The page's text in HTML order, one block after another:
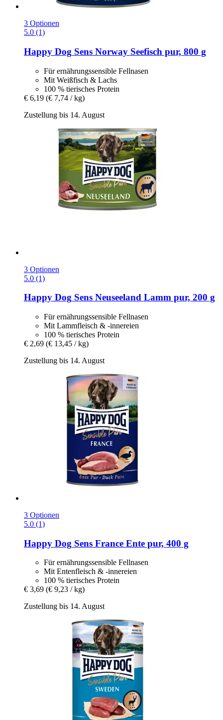
3 Optionen
5.0 (1)
Happy Dog Sens Norway Seefisch pur, 800 g
Für ernährungssensible Fellnasen
Mit Weißfisch & Lachs
100 % tierisches Protein
€ 6,19 (€ 7,74 / kg)
Zustellung bis 14. August
3 Optionen
5.0 (1)
Happy Dog Sens Neuseeland Lamm pur, 200 g
Für ernährungssensible Fellnasen
Mit Lammfleisch & -innereien
100 % tierisches Protein
€ 2,69 (€ 13,45 / kg)
Zustellung bis 14. August
3 Optionen
5.0 (1)
Happy Dog Sens France Ente pur, 400 g
Für ernährungssensible Fellnasen
Mit Entenfleisch & -innereien
100 % tierisches Protein
€ 3,69 (€ 9,23 / kg)
Zustellung bis 14. August